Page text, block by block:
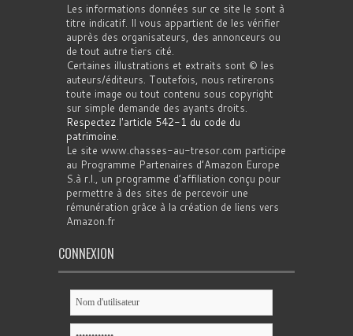
Les informations données sur ce site le sont à
titre indicatif. Il vous appartient de les vérifier
auprès des organisateurs, des annonceurs ou
de tout autre tiers cité.
Certaines illustrations et extraits sont © les
auteurs/éditeurs. Toutefois, nous retirerons
toute image ou tout contenu sous copyright
sur simple demande des ayants droits.
Respectez l'article 542-1 du code du
patrimoine.
Le site www.chasses-au-tresor.com participe
au Programme Partenaires d’Amazon Europe
S.à r.l., un programme d’affiliation conçu pour
permettre à des sites de percevoir une
rémunération grâce à la création de liens vers
Amazon.fr
CONNEXION